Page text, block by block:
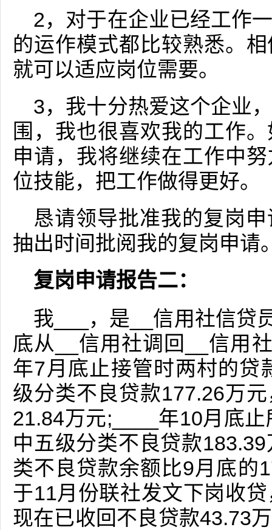
2，对于在企业已经工作
的运作模式都比较熟悉。
就可以适应岗位需要。
3，我十分热爱这个企业
围，我也很喜欢我的工作
申请，我将继续在工作中
位技能，把工作做得更好。
恳请领导批准我的复岗
抽出时间批阅我的复岗申请
复岗申请报告二：
我___，是__信用社信贷
底从__信用社调回__信用
年7月底止接管时两村的贷
级分类不良贷款177.26万
21.84万元;____年10月底
中五级分类不良贷款
类不良贷款余额比9月底的
于11月份联社发文下岗收
现在已收回不良贷款43.73